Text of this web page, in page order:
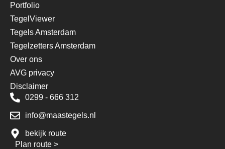
Portfolio
TegelViewer
Tegels Amsterdam
Tegelzetters Amsterdam
Over ons
AVG privacy
Disclaimer
0299 - 666 312
info@maastegels.nl
bekijk route
Plan route >